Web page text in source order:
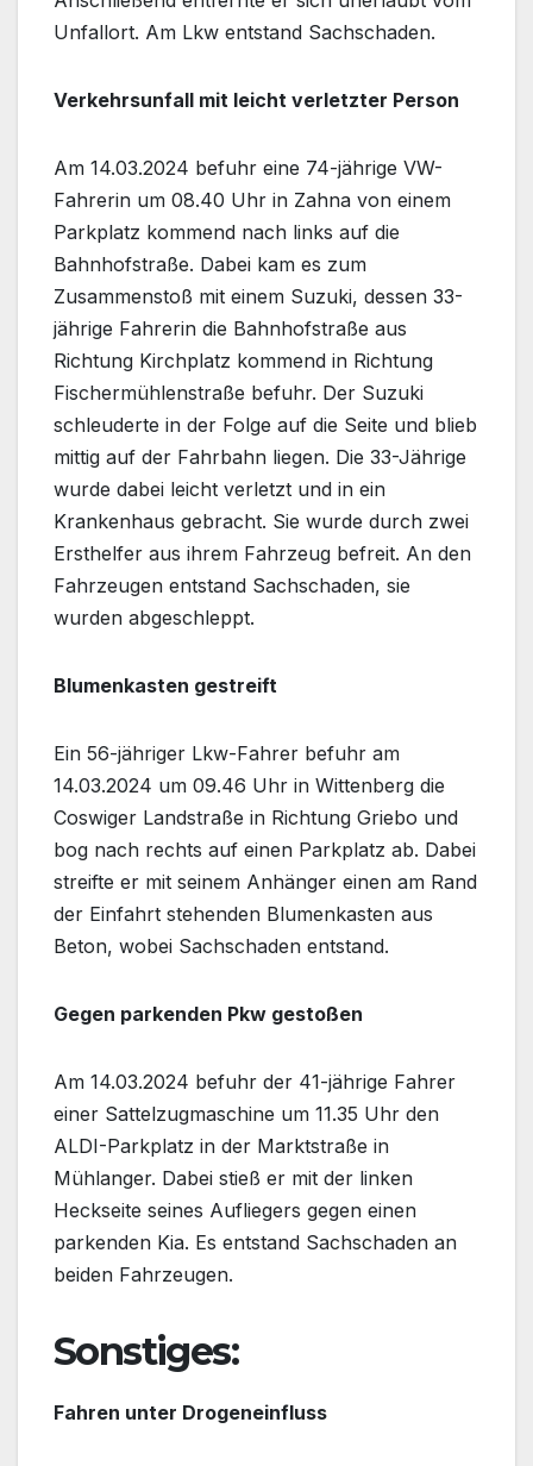
Unfallort. Am Lkw entstand Sachschaden.
Verkehrsunfall mit leicht verletzter Person
Am 14.03.2024 befuhr eine 74-jährige VW-
Fahrerin um 08.40 Uhr in Zahna von einem
Parkplatz kommend nach links auf die
Bahnhofstraße. Dabei kam es zum
Zusammenstoß mit einem Suzuki, dessen 33-
jährige Fahrerin die Bahnhofstraße aus
Richtung Kirchplatz kommend in Richtung
Fischermühlenstraße befuhr. Der Suzuki
schleuderte in der Folge auf die Seite und blieb
mittig auf der Fahrbahn liegen. Die 33-Jährige
wurde dabei leicht verletzt und in ein
Krankenhaus gebracht. Sie wurde durch zwei
Ersthelfer aus ihrem Fahrzeug befreit. An den
Fahrzeugen entstand Sachschaden, sie
wurden abgeschleppt.
Blumenkasten gestreift
Ein 56-jähriger Lkw-Fahrer befuhr am
14.03.2024 um 09.46 Uhr in Wittenberg die
Coswiger Landstraße in Richtung Griebo und
bog nach rechts auf einen Parkplatz ab. Dabei
streifte er mit seinem Anhänger einen am Rand
der Einfahrt stehenden Blumenkasten aus
Beton, wobei Sachschaden entstand.
Gegen parkenden Pkw gestoßen
Am 14.03.2024 befuhr der 41-jährige Fahrer
einer Sattelzugmaschine um 11.35 Uhr den
ALDI-Parkplatz in der Marktstraße in
Mühlanger. Dabei stieß er mit der linken
Heckseite seines Aufliegers gegen einen
parkenden Kia. Es entstand Sachschaden an
beiden Fahrzeugen.
Sonstiges:
Fahren unter Drogeneinfluss